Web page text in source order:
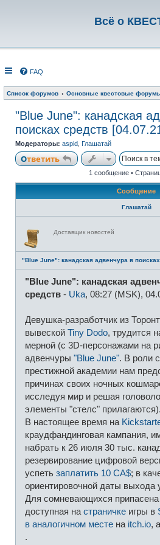
Всё о
FAQ
Список форумов Основные квестовые
"Blue June": канадская
поисках средств
Модераторы: aspid Глашатай
Ответить
1 сообщение •
Сообщение
Глашатай
в
е
и
Доставщик новостей
"Blue June": канадская адвенчура в
"Blue June": канадская
средств - Uka, 08:27 (MSK),
Девушка-разработчик из
вывеской Tiny Dodo, трудится
мерной (с 3D-персонажами на
адвенчуры "Blue June". В роли
престижной академии нам
причинах своих ночных
исследуя мир и решая
элементы "стелс" прилагаются).
В настоящее время на
краудфандинговая кампания,
набрать к 26 июля 30 тыс.
резервирование цифровой
успеть заплатить 10 CA$; в
ориентировочной даты выхода
Для сомневающихся
доступная на страничке игры в
в аналогичном месте на itch.io,
.